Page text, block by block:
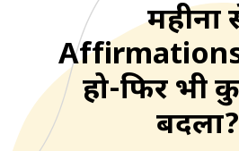
महीनों
हो-फिर भी
बदला?